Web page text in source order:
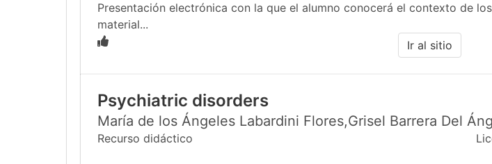
Presentación electrónica con la que el alumno conocerá el contexto de
material...
Ir al sitio
Psychiatric disorders
María de los Ángeles Labardini Flores,Grisel Barrera Del
Recurso didáctico